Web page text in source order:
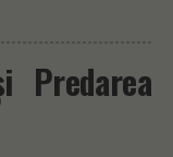
Predarea